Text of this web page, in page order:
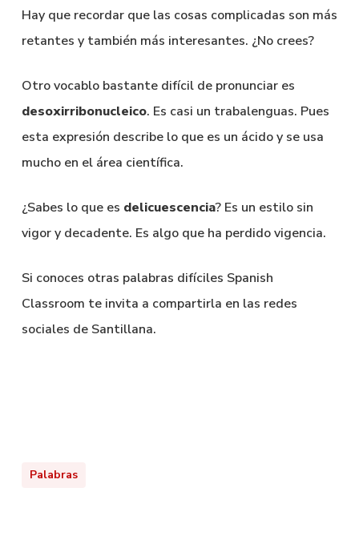
Hay que recordar que las cosas complicadas son más
retantes y también más interesantes. ¿No crees?
Otro vocablo bastante difícil de pronunciar es
desoxirribonucleico. Es casi un trabalenguas. Pues
esta expresión describe lo que es un ácido y se usa
mucho en el área científica.
¿Sabes lo que es delicuescencia? Es un estilo sin
vigor y decadente. Es algo que ha perdido vigencia.
Si conoces otras palabras difíciles Spanish
Classroom te invita a compartirla en las redes
sociales de Santillana.
Palabras